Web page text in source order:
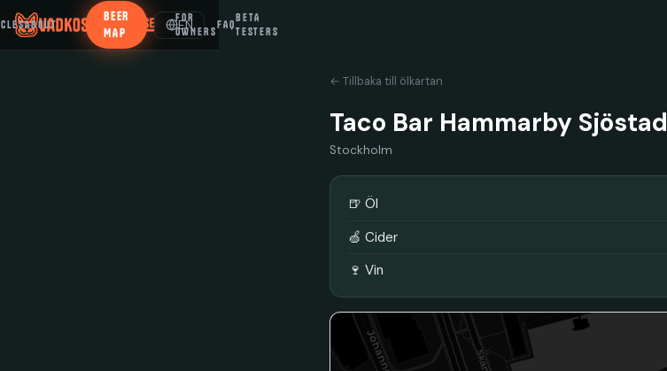
ABOUT
BEER
MAP
FOR
OWNERS
FAQ
BETA
TESTERS
EN
← Tillbaka till ölkartan
Taco Bar Hammarby Sjöstad
Stockholm
🍺 Öl
🍏 Cider
🍷 Vin